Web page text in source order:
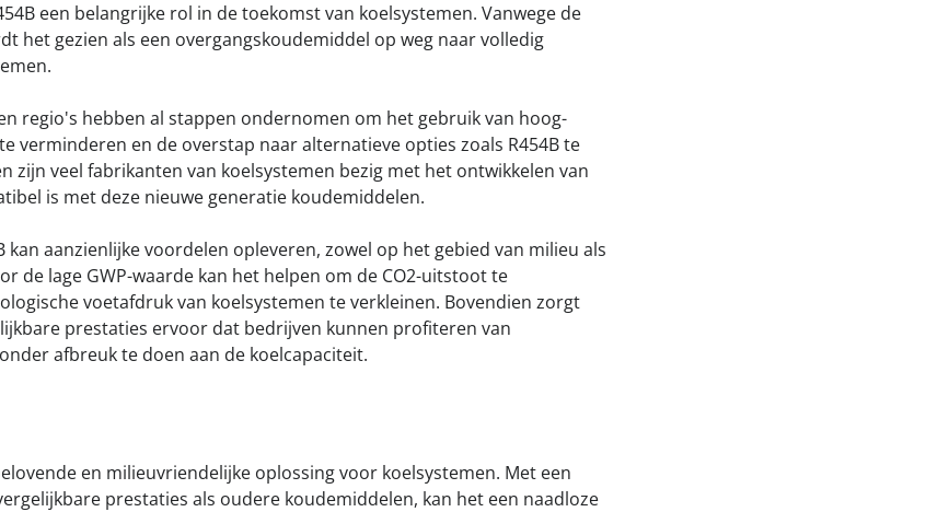
een belangrijke rol in de toekomst van koelsystemen. Vanwege de
het gezien als een overgangskoudemiddel op weg naar volledig
regio's hebben al stappen ondernomen om het gebruik van hoog-
verminderen en de overstap naar alternatieve opties zoals R454B te
zijn veel fabrikanten van koelsystemen bezig met het ontwikkelen van
is met deze nieuwe generatie koudemiddelen.
kan aanzienlijke voordelen opleveren, zowel op het gebied van milieu als
de lage GWP-waarde kan het helpen om de CO2-uitstoot te
voetafdruk van koelsystemen te verkleinen. Bovendien zorgt
prestaties ervoor dat bedrijven kunnen profiteren van
afbreuk te doen aan de koelcapaciteit.
en milieuvriendelijke oplossing voor koelsystemen. Met een
prestaties als oudere koudemiddelen, kan het een naadloze